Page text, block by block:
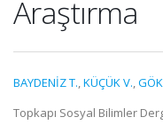
Araştırma
BAYDENİZ T.,KÜÇÜK V.,
Topkapı Sosyal Bilimler